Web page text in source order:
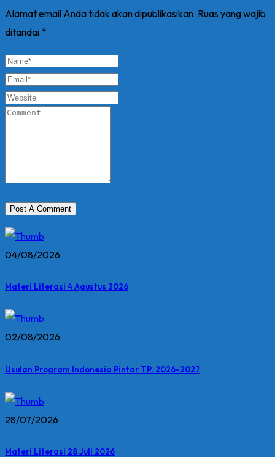
Alamat email Anda tidak akan dipublikasikan. Ruas yang wajib
ditandai *
04/08/2026
Materi Literasi 4 Agustus 2026
02/08/2026
Usulan Program Indonesia Pintar TP. 2026-2027
28/07/2026
Materi Literasi 28 Juli 2026